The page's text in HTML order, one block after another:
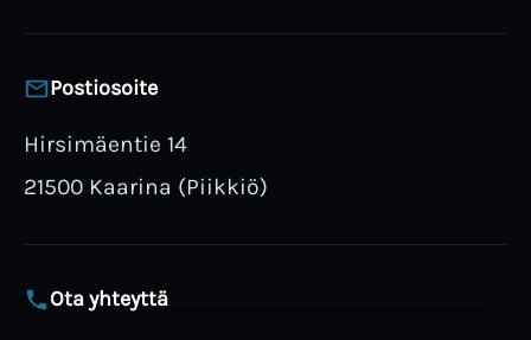
Postiosoite
Hirsimäentie 14
21500 Kaarina (Piikkiö)
Ota yhteyttä